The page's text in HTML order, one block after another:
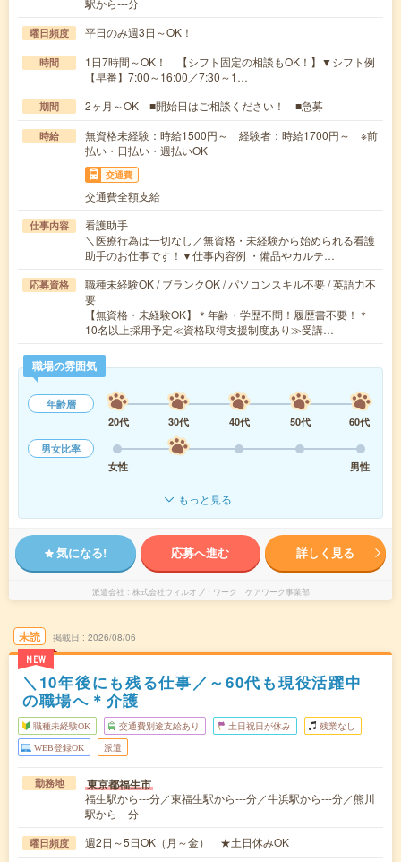
駅から---分
曜日頻度 平日のみ週3日～OK！
時間
1日7時間～OK！ 【シフト固定の相談もOK！】▼シフト例
【早番】7:00～16:00／7:30～1…
期間 2ヶ月～OK ■開始日はご相談ください！ ■急募
時給
無資格未経験：時給1500円～ 経験者：時給1700円～ ※前
払い・日払い・週払いOK
交通費
交通費全額支給
仕事内容
看護助手
＼医療行為は一切なし／無資格・未経験から始められる看護
助手のお仕事です！▼仕事内容例 ・備品やカルテ…
応募資格
職種未経験OK / ブランクOK / パソコンスキル不要 / 英語力不
要
【無資格・未経験OK】＊年齢・学歴不問！履歴書不要！＊
10名以上採用予定≪資格取得支援制度あり≫受講…
職場の雰囲気
年齢層
20代
30代 40代 50代
60代
男女比率
女性
男性
もっと見る
気になる! 応募へ進む 詳しく見る
派遣会社 株式会社ウィルオブ・ワーク ケアワーク事業部
未読
NEW
掲載日 2026/08/06
＼10年後にも残る仕事／～60代も現役活躍中
の職場へ＊介護
職種未経験OK 交通費別途支給あり 土日祝日が休み 残業なし
WEB登録OK 派遣
勤務地 東京都福生市
福生駅から---分／東福生駅から---分／牛浜駅から---分／熊川
駅から---分
曜日頻度 週2日～5日OK（月～金） ★土日休みOK